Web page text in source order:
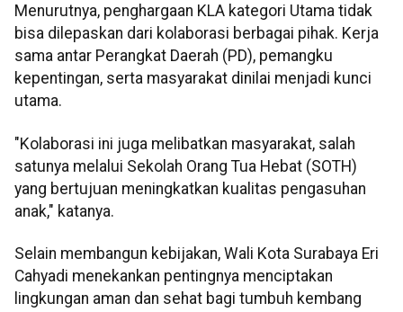
Menurutnya, penghargaan KLA kategori Utama tidak
bisa dilepaskan dari kolaborasi berbagai pihak. Kerja
sama antar Perangkat Daerah (PD), pemangku
kepentingan, serta masyarakat dinilai menjadi kunci
utama.
"Kolaborasi ini juga melibatkan masyarakat, salah
satunya melalui Sekolah Orang Tua Hebat (SOTH)
yang bertujuan meningkatkan kualitas pengasuhan
anak," katanya.
Selain membangun kebijakan, Wali Kota Surabaya Eri
Cahyadi menekankan pentingnya menciptakan
lingkungan aman dan sehat bagi tumbuh kembang